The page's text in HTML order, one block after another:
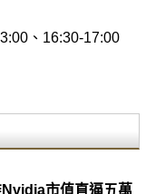
、16:30-17:00
市值直逼五萬